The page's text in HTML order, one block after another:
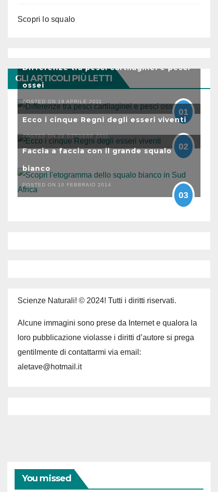
Scopri lo squalo
GLI ARTICOLI PIÙ LETTI
Differenze tra pesci cartilaginei e pesci
ossei
POSTED ON 19 APRILE 2011
01
Ecco i cinque Regni degli esseri viventi
POSTED ON 29 OTTOBRE 2011
02
Faccia a faccia con il grande squalo
bianco
POSTED ON 10 FEBBRAIO 2014
03
Scienze Naturali! © 2024! Tutti i diritti riservati.
Alcune immagini sono prese da Internet e qualora la
loro pubblicazione violasse i diritti d’autore si prega
gentilmente di contattarmi via email:
aletave@hotmail.it
You missed